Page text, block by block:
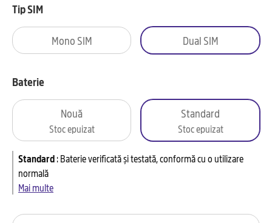
Tip SIM
Mono SIM Dual SIM
Baterie
Nouă
Stoc epuizat
Standard
Stoc epuizat
Standard:Baterie verificată și testată, conformă cu o utilizare
normală
Mai multe